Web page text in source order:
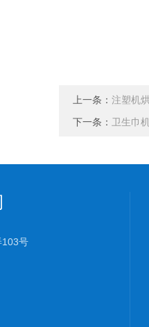
上一条： 注塑机
下一条： 卫生巾
103号